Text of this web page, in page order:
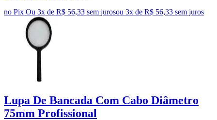
no Pix Ou 3x de R$ 56,33 sem jurosou 3x de R$ 56,33 sem juros
Lupa De Bancada Com Cabo Diâmetro
75mm Profissional